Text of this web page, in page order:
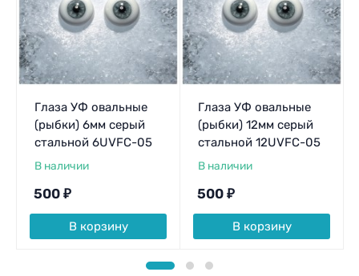
Глаза УФ овальные
(рыбки) 6мм серый
стальной 6UVFC-05
В наличии
500 ₽
В корзину
Глаза УФ овальные
(рыбки) 12мм серый
стальной 12UVFC-05
В наличии
500 ₽
В корзину